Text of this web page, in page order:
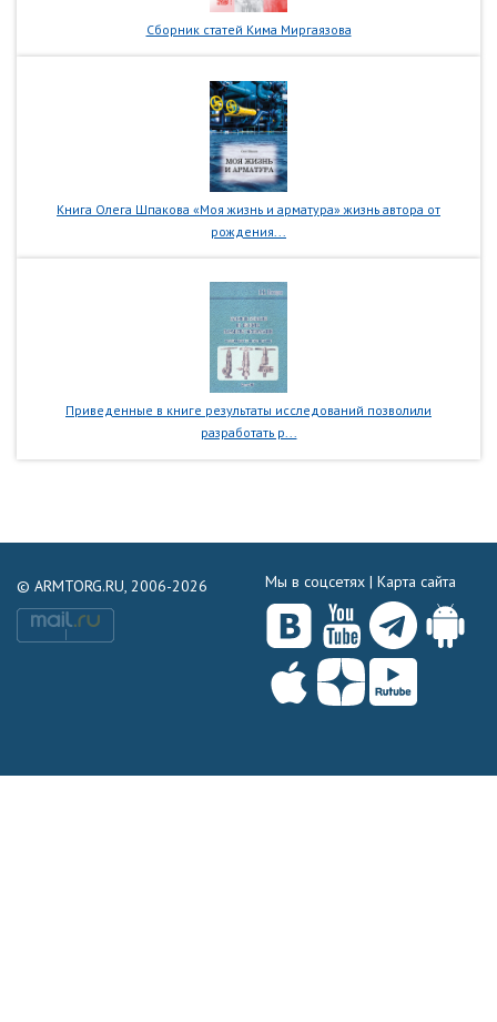
Сборник статей Кима Миргаязова
Книга Олега Шпакова «Моя жизнь и арматура» жизнь автора от
рождения...
Приведенные в книге результаты исследований позволили
разработать р...
© ARMTORG.RU, 2006-2026 Мы в соцсетях | Карта сайта